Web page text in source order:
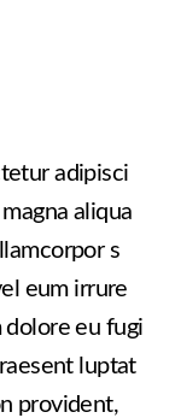
adipisci
aliqua
s
eum irrure
dolore eu fugi
luptat
provident,